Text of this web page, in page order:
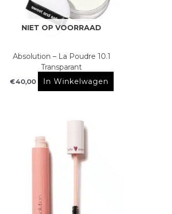
NIET OP VOORRAAD
Absolution – La Poudre 10.1
Transparant
€40,00 In Winkelwagen